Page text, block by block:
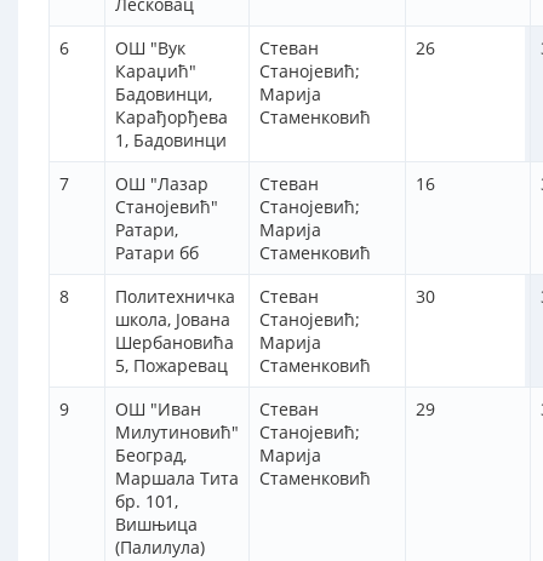
6
ОШ "Вук
Караџић"
Бадовинци,
Карађорђева
1, Бадовинци
Стеван
Станојевић;
Марија
Стаменковић
26
7
ОШ "Лазар
Станојевић"
Ратари,
Ратари бб
Стеван
Станојевић;
Марија
Стаменковић
16
8
Политехничка
школа, Јована
Шербановића
5, Пожаревац
Стеван
Станојевић;
Марија
Стаменковић
30
9
ОШ "Иван
Милутиновић"
Београд,
Маршала Тита
бр. 101,
Вишњица
(Палилула)
Стеван
Станојевић;
Марија
Стаменковић
29